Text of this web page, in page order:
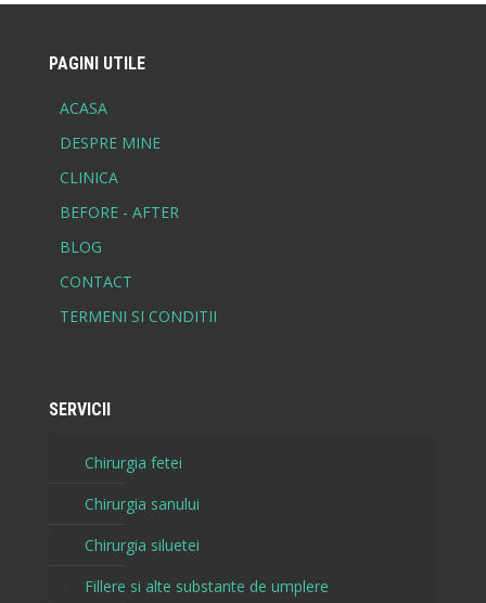
PAGINI UTILE
ACASA
DESPRE MINE
CLINICA
BEFORE - AFTER
BLOG
CONTACT
TERMENI SI CONDITII
SERVICII
Chirurgia fetei
Chirurgia sanului
Chirurgia siluetei
Fillere si alte substante de umplere